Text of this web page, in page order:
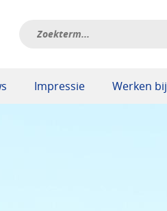
Impressie Werken bij